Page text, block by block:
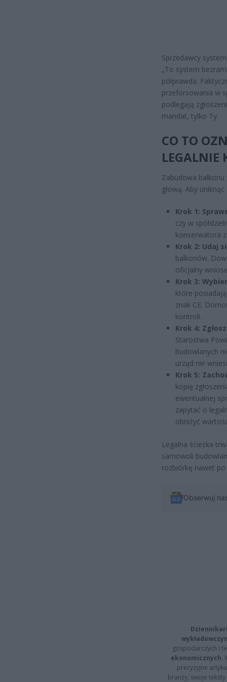
Sprzedawcy
„To system
półprawda.
przeforsowania w
podlegają
mandat, tylko Ty.
CO TO
LEGALNIE
Zabudowa
głową. Aby
Krok 1:
czy w
konserwatora
Krok 2: Udaj
balkonów.
oficjalny
Krok 3:
które
znak CE.
kontroli.
Krok 4:
Starostwa
budowlanych
urząd nie
Krok 5:
kopię
ewentualnej
zapytać o
obniżyć
Legalna ścieżka
samowoli
rozbiórkę nawet
Obserwuj
gospodarczych i
ekonomicznych.
precyzyjne
branży, swoje